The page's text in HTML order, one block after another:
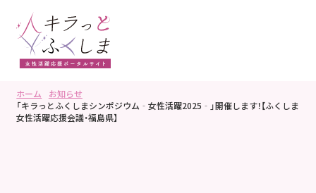
ホーム
お知らせ
「キラっとふくしまシンポジウム‐女性活躍2025‐」開催します！【ふくしま
女性活躍応援会議・福島県】